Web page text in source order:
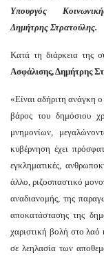
Υπουργός
Δημήτρης Στρατούλης.
Κατά τη διάρκεια της
Ασφάλισης, Δημήτρης
«Είναι αδήριτη ανάγκη
βάρος του δημόσιου
μνημονίων,
κυβέρνηση έχει
εγκληματικές,
άλλο, ριζοσπαστικό
αναδιανομής, της
αποκατάστασης της
χαριστική βολή στο
σε λεηλασία των